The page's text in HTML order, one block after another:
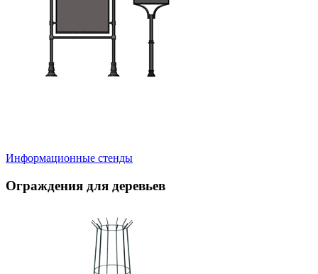
Информационные стенды
Ограждения для деревьев